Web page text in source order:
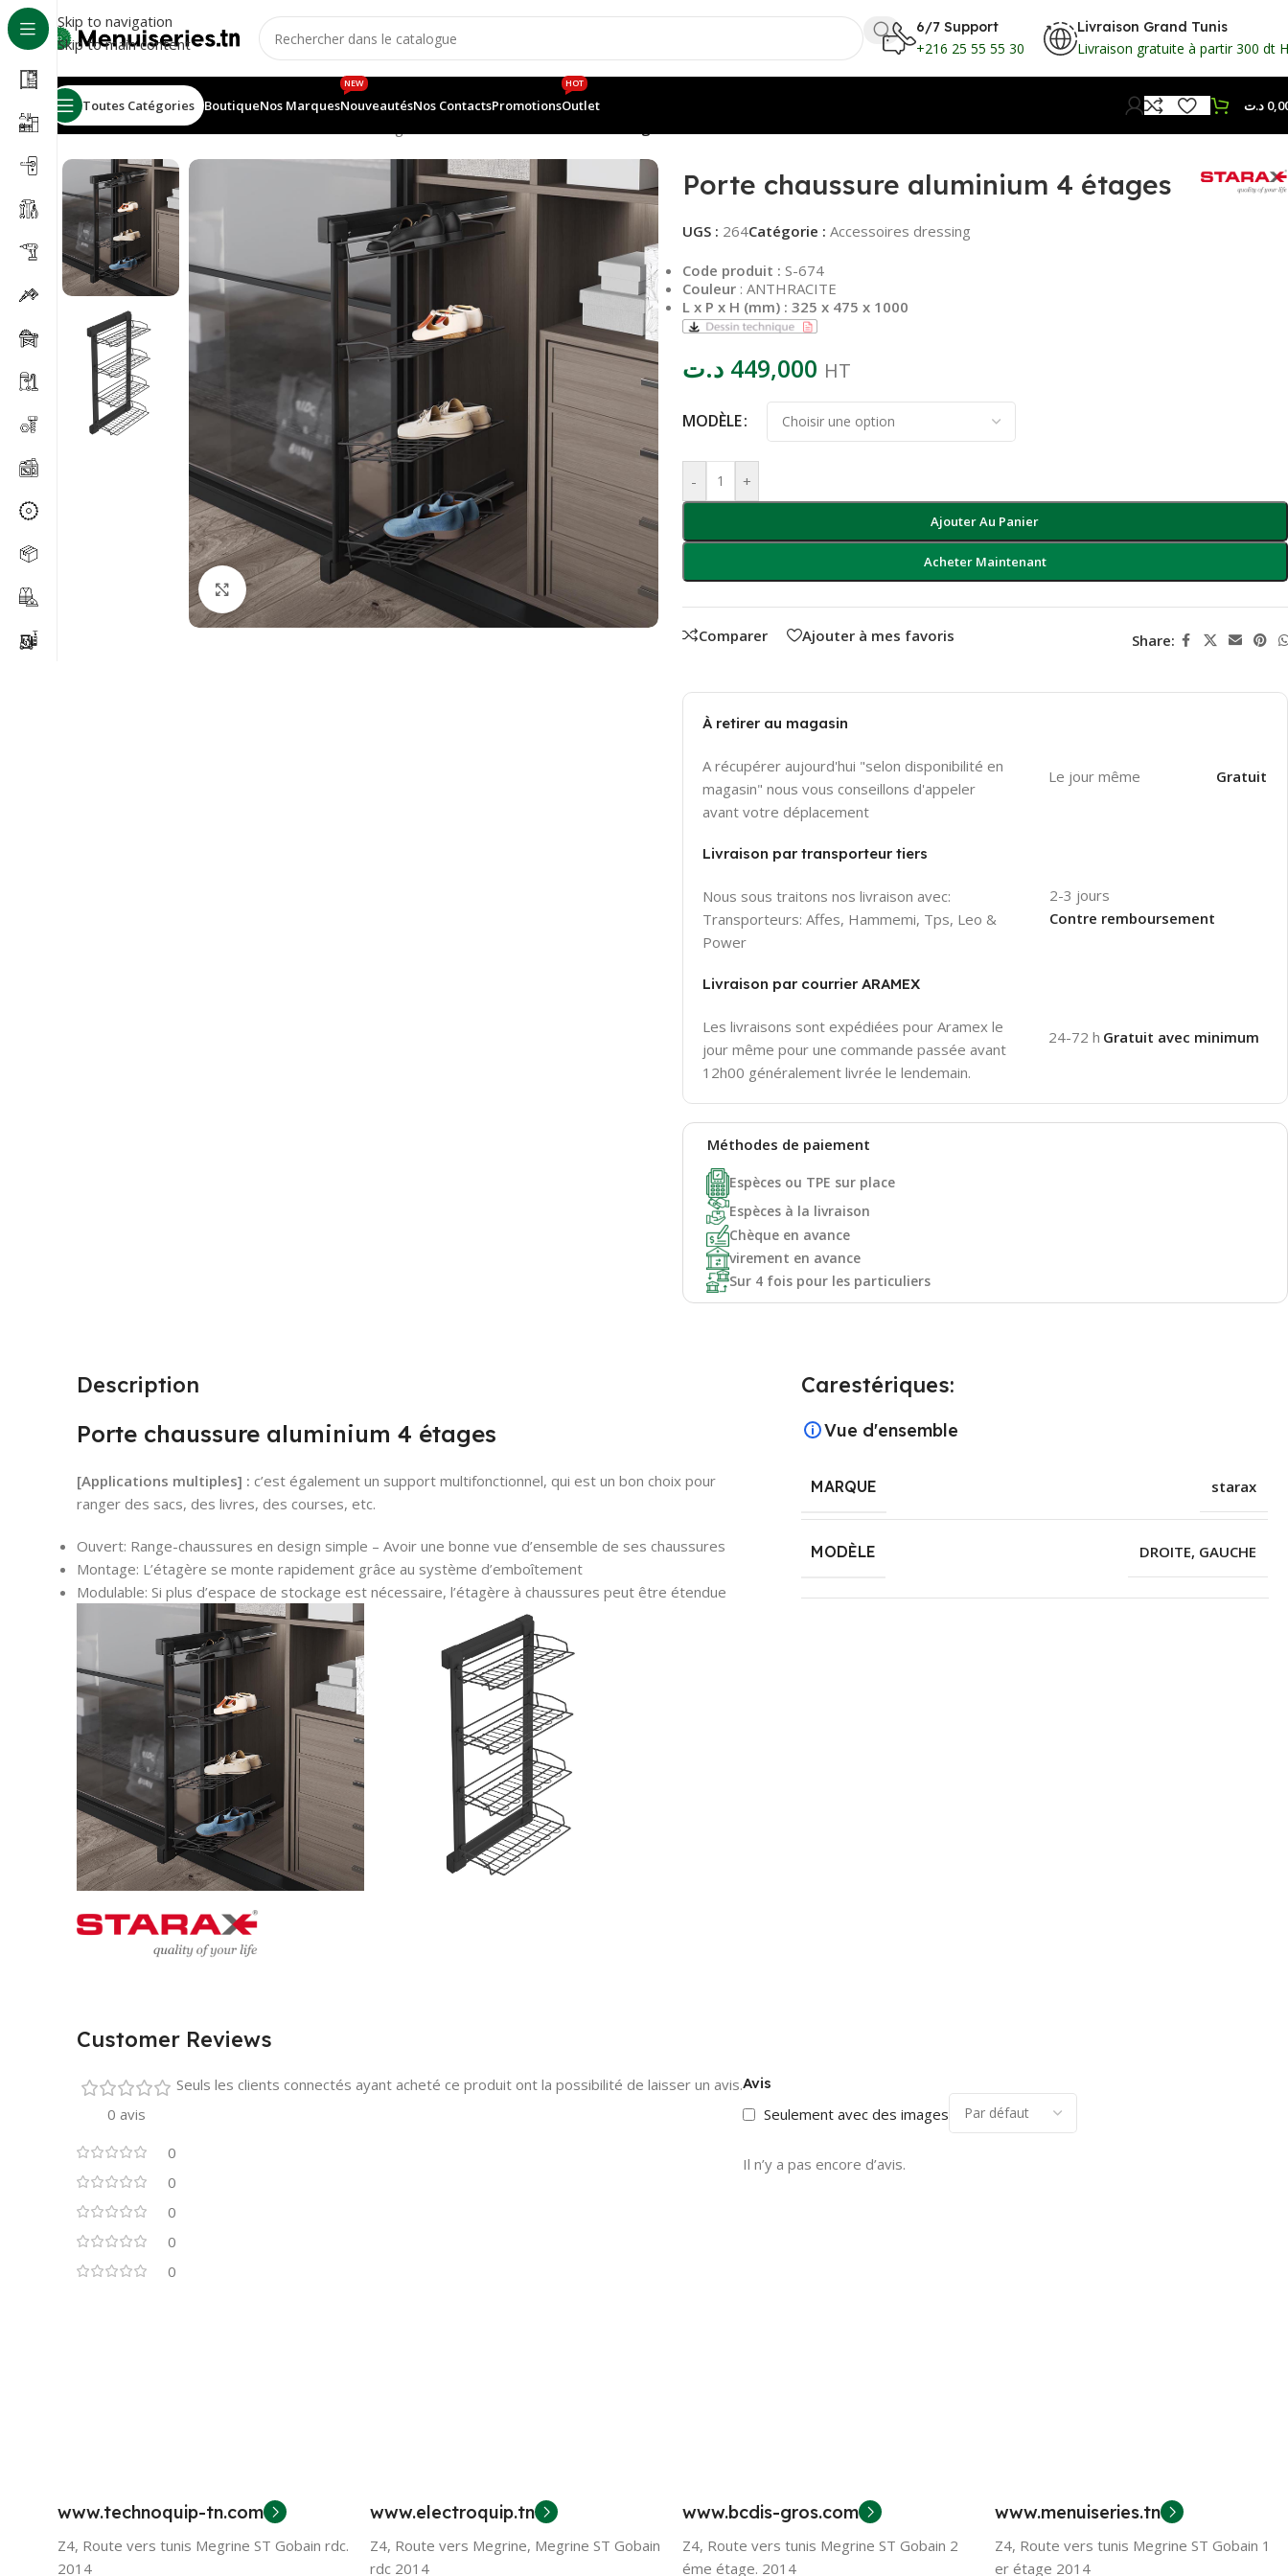
Skip to navigation
Skip to main content
6/7 Support
+216 25 55 55 30
Livraison Grand Tunis
Livraison gratuite à partir 300 dt
Toutes Catégories BoutiqueNos MarquesNouveautés
NEW
Nos ContactsPromotionsOutlet
HOT
د.ت
Accueil/Accessoires meubles
Agrandir
Porte chaussure aluminium 4 étages
UGS : 264Catégorie : Accessoires dressing
Code produit : S-674
Couleur: ANTHRACITE
L x P x H (mm) : 325 x 475 x 1000
449,000 د.ت HT
MODÈLE
- +
Ajouter Au Panier
Acheter Maintenant
Comparer Ajouter à mes favoris Share:
À retirer au magasin
A récupérer aujourd'hui "selon disponibilité en
magasin" nous vous conseillons d'appeler
avant votre déplacement
Le jour même Gratuit
Livraison par transporteur tiers
Nous sous traitons nos livraison avec:
Transporteurs: Affes, Hammemi, Tps, Leo &
Power
2-3 jours
Contre remboursement
Livraison par courrier ARAMEX
Les livraisons sont expédiées pour Aramex le
jour même pour une commande passée avant
12h00 généralement livrée le lendemain.
24-72 h Gratuit avec minimum
Méthodes de paiement
Espèces ou TPE sur place
Espèces à la livraison
Chèque en avance
virement en avance
Sur 4 fois pour les particuliers
Description
Porte chaussure aluminium 4 étages
[Applications multiples] : c’est également un support multifonctionnel, qui est un bon choix pour
ranger des sacs, des livres, des courses, etc.
Ouvert: Range-chaussures en design simple – Avoir une bonne vue d’ensemble de ses chaussures
Montage: L’étagère se monte rapidement grâce au système d’emboîtement
Modulable: Si plus d’espace de stockage est nécessaire, l’étagère à chaussures peut être étendue
Carestériques:
Vue d'ensemble
MARQUE starax
MODÈLE DROITE, GAUCHE
Customer Reviews
0 avis
0
0
0
0
0
Avis
Seulement avec des images
Il n’y a pas encore d’avis.
Seuls les clients connectés ayant acheté ce produit ont la possibilité de laisser un avis.
www.technoquip-tn.com
Z4, Route vers tunis Megrine ST Gobain rdc.
2014
www.electroquip.tn
Z4, Route vers Megrine, Megrine ST Gobain
rdc 2014
www.bcdis-gros.com
Z4, Route vers tunis Megrine ST Gobain 2
éme étage. 2014
www.menuiseries.tn
Z4, Route vers tunis Megrine ST Gobain 1
er étage 2014